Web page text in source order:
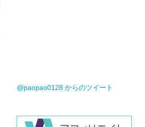
@paopao0128 からのツイート